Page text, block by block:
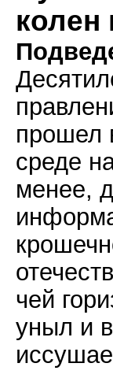
колен
прошел
среде
менее,
чей
уныл и